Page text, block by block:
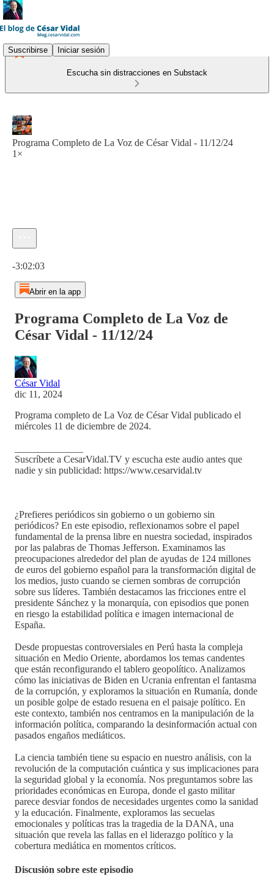
Suscribirse Iniciar sesión
Escucha sin distracciones en Substack
Programa Completo de La Voz de César Vidal - 11/12/24
1×
-3:02:03
Abrir en la app
Programa Completo de La Voz de
César Vidal - 11/12/24
César Vidal
dic 11, 2024
Programa completo de La Voz de César Vidal publicado el
miércoles 11 de diciembre de 2024.
Suscríbete a CesarVidal.TV y escucha este audio antes que
nadie y sin publicidad: https://www.cesarvidal.tv
¿Prefieres periódicos sin gobierno o un gobierno sin
periódicos? En este episodio, reflexionamos sobre el papel
fundamental de la prensa libre en nuestra sociedad, inspirados
por las palabras de Thomas Jefferson. Examinamos las
preocupaciones alrededor del plan de ayudas de 124 millones
de euros del gobierno español para la transformación digital de
los medios, justo cuando se ciernen sombras de corrupción
sobre sus líderes. También destacamos las fricciones entre el
presidente Sánchez y la monarquía, con episodios que ponen
en riesgo la estabilidad política e imagen internacional de
España.
Desde propuestas controversiales en Perú hasta la compleja
situación en Medio Oriente, abordamos los temas candentes
que están reconfigurando el tablero geopolítico. Analizamos
cómo las iniciativas de Biden en Ucrania enfrentan el fantasma
de la corrupción, y exploramos la situación en Rumanía, donde
un posible golpe de estado resuena en el paisaje político. En
este contexto, también nos centramos en la manipulación de la
información política, comparando la desinformación actual con
pasados engaños mediáticos.
La ciencia también tiene su espacio en nuestro análisis, con la
revolución de la computación cuántica y sus implicaciones para
la seguridad global y la economía. Nos preguntamos sobre las
prioridades económicas en Europa, donde el gasto militar
parece desviar fondos de necesidades urgentes como la sanidad
y la educación. Finalmente, exploramos las secuelas
emocionales y políticas tras la tragedia de la DANA, una
situación que revela las fallas en el liderazgo político y la
cobertura mediática en momentos críticos.
Discusión sobre este episodio